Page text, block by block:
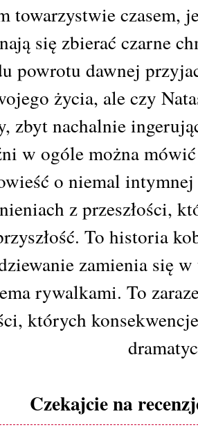
towarzystwie czasem,
się zbierać czarne
powrotu dawnej
życia, ale czy
zbyt nachalnie
w ogóle można
o niemal intymnej
z przeszłości,
To historia
zamienia się
rywalkami. To
których
Czekajcie na